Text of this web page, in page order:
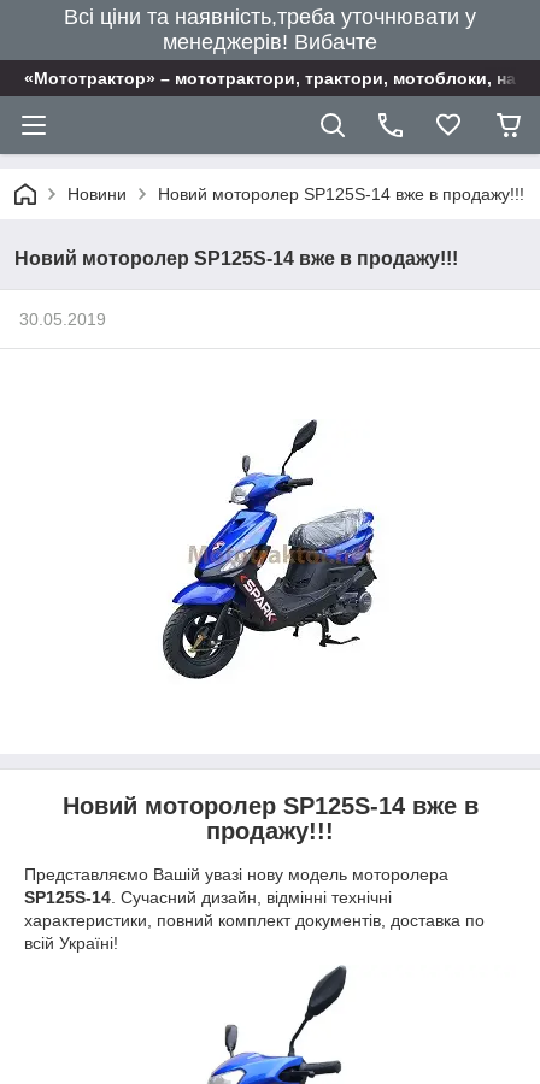
Всі ціни та наявність,треба уточнювати у
менеджерів! Вибачте
«Мототрактор» – мототрактори, трактори, мотоблоки,
Новини Новий моторолер SP125S-14 вже в продажу!!!
Новий моторолер SP125S-14 вже в продажу!!!
30.05.2019
Новий моторолер SP125S-14 вже в
продажу!!!
Представляємо Вашій увазі нову модель моторолера
SP125S-14 . Сучасний дизайн, відмінні технічні
характеристики, повний комплект документів, доставка по
всій Україні!